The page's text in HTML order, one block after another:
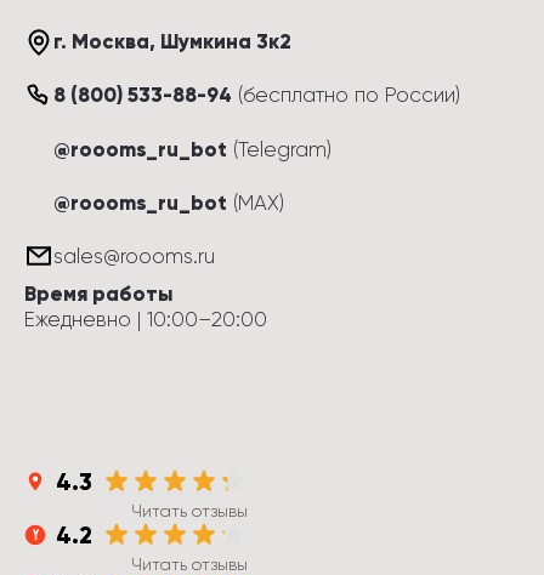
г. Москва, Шумкина 3к2
8 (800) 533-88-94 (бесплатно по России)
@roooms_ru_bot (Telegram)
@roooms_ru_bot (MAX)
sales@roooms.ru
Время работы
Ежедневно | 10:00–20:00
4.3
Читать отзывы
4.2
Читать отзывы